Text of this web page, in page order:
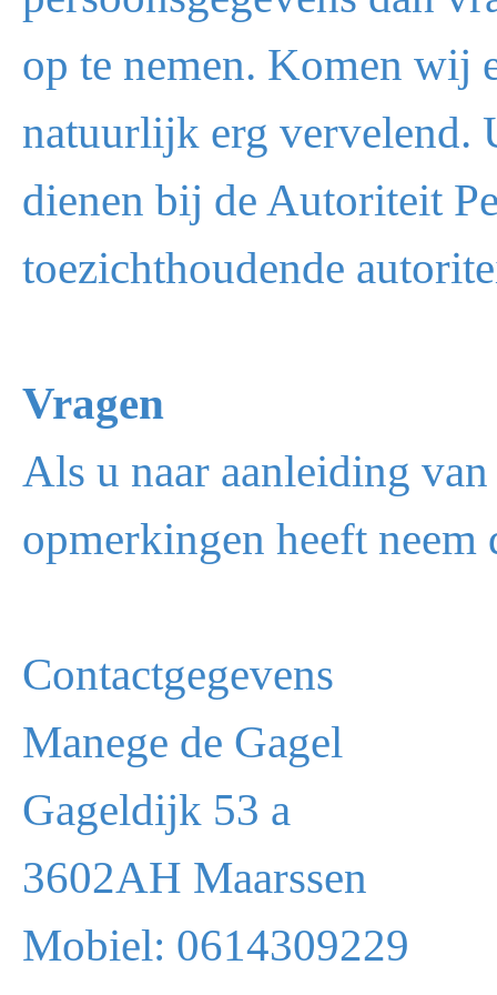
op te nemen. Komen wij
natuurlijk erg vervelend.
dienen bij de Autoriteit
toezichthoudende
Vragen
Als u naar aanleiding
opmerkingen heeft neem
Contactgegevens
Manege de Gagel
Gageldijk 53 a
3602AH Maarssen
Mobiel: 0614309229